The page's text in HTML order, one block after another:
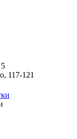
117-121